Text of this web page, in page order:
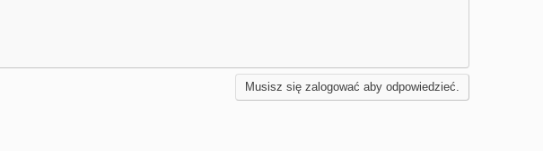
Musisz się zalogować aby odpowiedzieć.